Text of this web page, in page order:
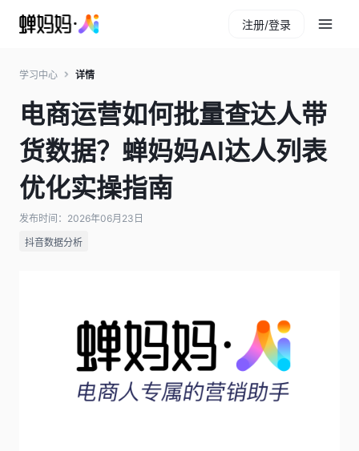
注册/登录
学习中心 详情
电商运营如何批量查达人带
货数据？蝉妈妈AI达人列表
优化实操指南
发布时间：2026年06月23日
抖音数据分析